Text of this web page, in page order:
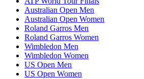
Australian Open Men
Australian Open Women
Roland Garros Men
Roland Garros Women
Wimbledon Men
Wimbledon Women
US Open Men
US Open Women